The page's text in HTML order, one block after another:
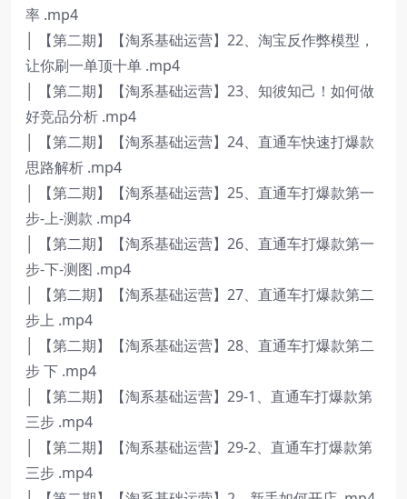
率 .mp4
│ 【第二期】【淘系基础运营】22、淘宝反作弊模型，
让你刷一单顶十单 .mp4
│ 【第二期】【淘系基础运营】23、知彼知己！如何做
好竞品分析 .mp4
│ 【第二期】【淘系基础运营】24、直通车快速打爆款
思路解析 .mp4
│ 【第二期】【淘系基础运营】25、直通车打爆款第一
步-上-测款 .mp4
│ 【第二期】【淘系基础运营】26、直通车打爆款第一
步-下-测图 .mp4
│ 【第二期】【淘系基础运营】27、直通车打爆款第二
步上 .mp4
│ 【第二期】【淘系基础运营】28、直通车打爆款第二
步 下 .mp4
│ 【第二期】【淘系基础运营】29-1、直通车打爆款第
三步 .mp4
│ 【第二期】【淘系基础运营】29-2、直通车打爆款第
三步 .mp4